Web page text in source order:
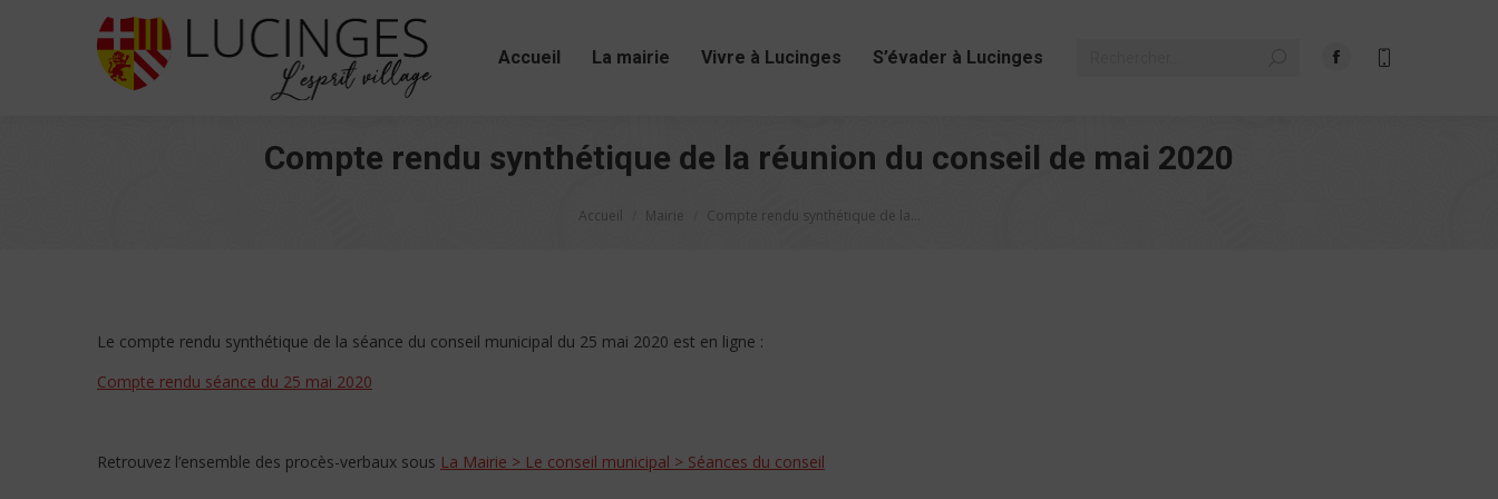
Accueil La mairie Vivre à Lucinges S’évader à Lucinges
Facebook
Compte rendu synthétique de la réunion du conseil de mai 2020
Accueil Mairie Compte rendu synthétique de la…
Le compte rendu synthétique de la séance du conseil municipal du 25 mai 2020 est en ligne :
Compte rendu séance du 25 mai 2020
Retrouvez l’ensemble des procès-verbaux sous La Mairie > Le conseil municipal > Séances du conseil